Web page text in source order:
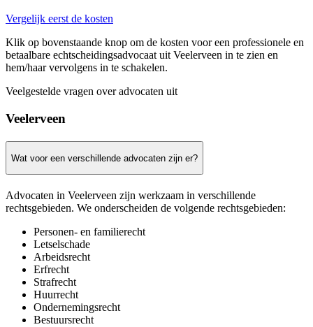
Vergelijk eerst de kosten
Klik op bovenstaande knop om de kosten voor een professionele en
betaalbare echtscheidingsadvocaat uit Veelerveen in te zien en
hem/haar vervolgens in te schakelen.
Veelgestelde vragen over advocaten uit
Veelerveen
Wat voor een verschillende advocaten zijn er?
Advocaten in Veelerveen zijn werkzaam in verschillende
rechtsgebieden. We onderscheiden de volgende rechtsgebieden:
Personen- en familierecht
Letselschade
Arbeidsrecht
Erfrecht
Strafrecht
Huurrecht
Ondernemingsrecht
Bestuursrecht